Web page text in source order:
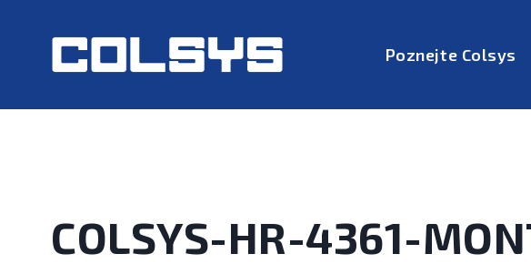
Poznejte Colsys
COLSYS-HR-4361-